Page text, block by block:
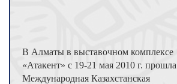
В Алматы в выставочном комплексе
«Атакент» с 19-21 мая 2010 г. прошла XI
Международная Казахстанская